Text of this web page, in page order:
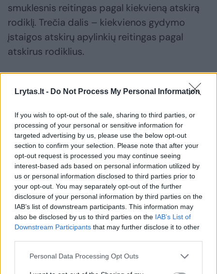
Lrytas.lt - Do Not Process My Personal Information
If you wish to opt-out of the sale, sharing to third parties, or
processing of your personal or sensitive information for
targeted advertising by us, please use the below opt-out
section to confirm your selection. Please note that after your
opt-out request is processed you may continue seeing
interest-based ads based on personal information utilized by
us or personal information disclosed to third parties prior to
your opt-out. You may separately opt-out of the further
disclosure of your personal information by third parties on the
IAB’s list of downstream participants. This information may
also be disclosed by us to third parties on the IAB’s List of
Downstream Participants that may further disclose it to other
Personal Data Processing Opt Outs
smuklesnis reitingas pagal kiekvieną atskirą
rodiklį. Trečia dalis – kiekvienos gydymo
įstaigos atskirų apylinkių reitingas pagal
atskirus rodiklius.
Įstaigos, kurios viršys šį vidukį, bus
skatinamos finansiškai.
Naudinga ir patiems medikams
LSMU Šeimos klinikos šeimos gydytojos
Aušrinės Kontrimienės teigimu, labai svarbu,
kad nuo šiol medikai turės galimybę matyti
savo individualų rezultatą, siekiant nustatytų
kokybės rodiklių. Tai naudinga tiek gydymo